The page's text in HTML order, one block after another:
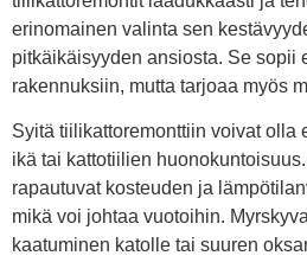
erinomainen valinta sen
pitkäikäisyyden ansiosta. Se sopii
rakennuksiin, mutta tarjoaa myös
Syitä tiilikattoremonttiin voivat olla
ikä tai kattotiilien
rapautuvat kosteuden ja
mikä voi johtaa vuotoihin.
kaatuminen katolle tai suuren